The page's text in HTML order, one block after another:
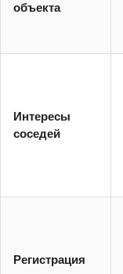
объекта
Интересы
соседей
Регистрация